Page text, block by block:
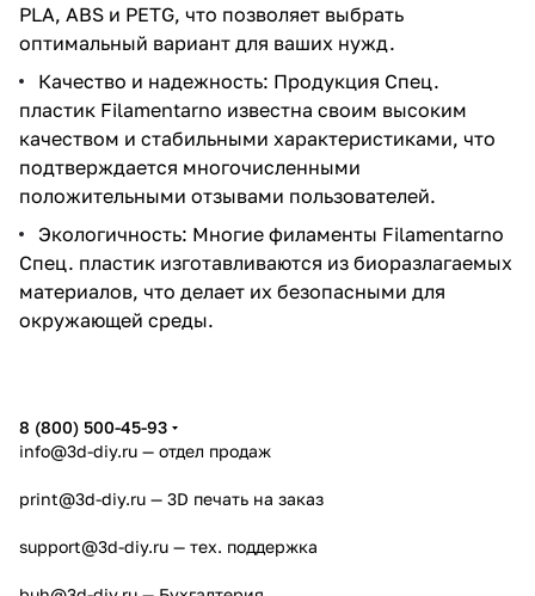
PLA, ABS и PETG, что позволяет выбрать
оптимальный вариант для ваших нужд.
Качество и надежность: Продукция Спец.
пластик Filamentarno известна своим высоким
качеством и стабильными характеристиками, что
подтверждается многочисленными
положительными отзывами пользователей.
Экологичность: Многие филаменты Filamentarno
Спец. пластик изготавливаются из биоразлагаемых
материалов, что делает их безопасными для
окружающей среды.
8 (800) 500-45-93
info@3d-diy.ru — отдел продаж
print@3d-diy.ru — 3D печать на заказ
support@3d-diy.ru — тех. поддержка